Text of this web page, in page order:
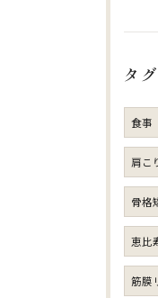
タグ
食事
肩こ
骨格
恵比
筋膜